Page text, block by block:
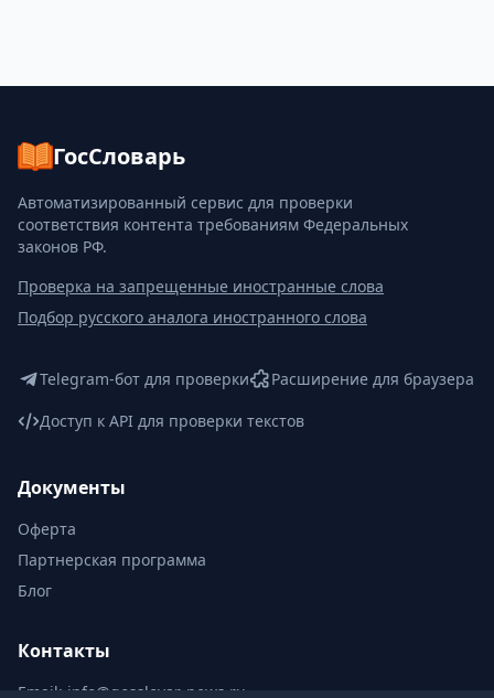
ГосСловарь
Автоматизированный сервис для проверки
соответствия контента требованиям Федеральных
законов РФ.
Проверка на запрещенные иностранные слова
Подбор русского аналога иностранного слова
Telegram-бот для проверки
Расширение для браузера
Доступ к API для проверки текстов
Документы
Оферта
Партнерская программа
Блог
Контакты
Email: info@gosslovar-news.ru